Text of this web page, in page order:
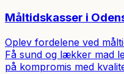
Måltidskasser i
Oplev fordelene ved
Få sund og lækker mad
på kompromis med